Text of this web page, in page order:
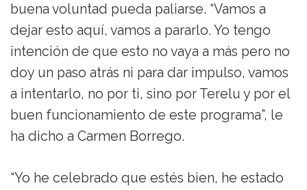
buena voluntad pueda paliarse. “Vamos a
dejar esto aquí, vamos a pararlo. Yo tengo
intención de que esto no vaya a más pero no
doy un paso atrás ni para dar impulso, vamos
a intentarlo, no por ti, sino por Terelu y por el
buen funcionamiento de este programa”, le
ha dicho a Carmen Borrego.
“Yo he celebrado que estés bien, he estado